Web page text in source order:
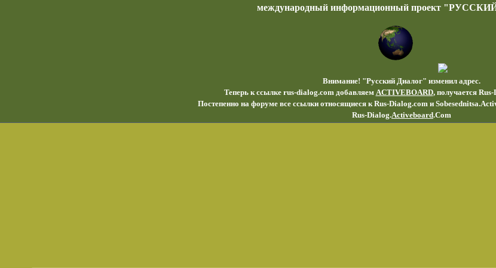
международный информационный проект
Внимание! "Русский Диалог" изменил адрес.
Теперь к ссылке rus-dialog.com добавляем ACTIVEBOARD, получается
Постепенно на форуме все ссылки относящиеся к Rus-Dialog.com и
Rus-Dialog.Activeboard.Com